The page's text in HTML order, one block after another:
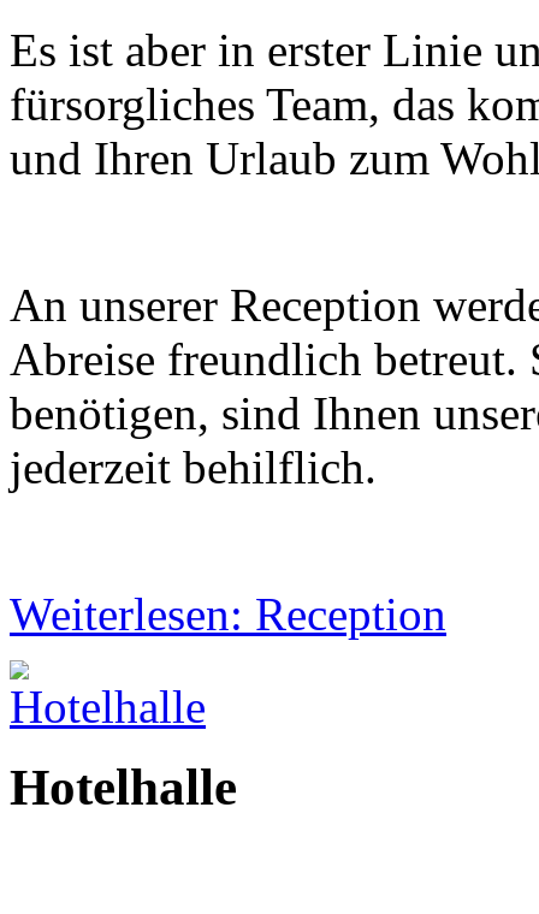
Es ist aber in erster Linie
fürsorgliches Team, das
und Ihren Urlaub zum
An unserer Reception
Abreise freundlich
benötigen, sind Ihnen
jederzeit behilflich.
Weiterlesen: Reception
Hotelhalle